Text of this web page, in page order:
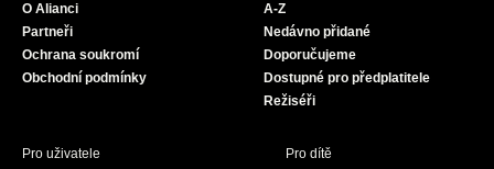
O Alianci
Partneři
Ochrana soukromí
Obchodní podmínky
A-Z
Nedávno přidané
Doporučujeme
Dostupné pro předplatitele
Režiséři
Pro uživatele
Pro dítě